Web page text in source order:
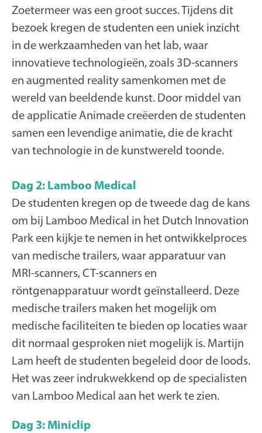
Zoetermeer was een groot succes. Tijdens dit
bezoek kregen de studenten een uniek inzicht
in de werkzaamheden van het lab, waar
innovatieve technologieën, zoals 3D-scanners
en augmented reality samenkomen met de
wereld van beeldende kunst. Door middel van
de applicatie Animade creëerden de studenten
samen een levendige animatie, die de kracht
van technologie in de kunstwereld toonde.
Dag 2: Lamboo Medical
De studenten kregen op de tweede dag de kans
om bij Lamboo Medical in het Dutch Innovation
Park een kijkje te nemen in het ontwikkelproces
van medische trailers, waar apparatuur van
MRI-scanners, CT-scanners en
röntgenapparatuur wordt geïnstalleerd. Deze
medische trailers maken het mogelijk om
medische faciliteiten te bieden op locaties waar
dit normaal gesproken niet mogelijk is. Martijn
Lam heeft de studenten begeleid door de loods.
Het was zeer indrukwekkend op de specialisten
van Lamboo Medical aan het werk te zien.
Dag 3: Miniclip